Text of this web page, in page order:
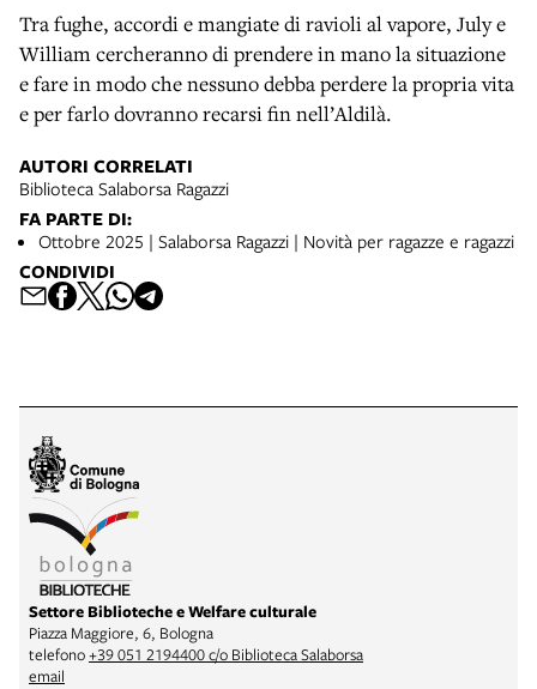
Tra fughe, accordi e mangiate di ravioli al vapore, July e
William cercheranno di prendere in mano la situazione
e fare in modo che nessuno debba perdere la propria vita
e per farlo dovranno recarsi fin nell’Aldilà.
AUTORI CORRELATI
Biblioteca Salaborsa Ragazzi
FA PARTE DI:
Ottobre 2025 | Salaborsa Ragazzi | Novità per ragazze e ragazzi
CONDIVIDI
Settore Biblioteche e Welfare culturale
Piazza Maggiore, 6, Bologna
telefono+39 051 2194400 c/o Biblioteca Salaborsa
email